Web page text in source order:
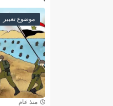
موضوع تعبير
منذ عام